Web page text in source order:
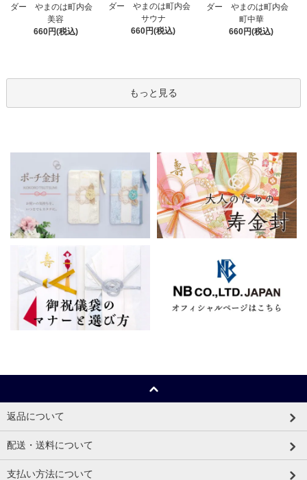
ダー やまのは町内会
美容
660円(税込)
ダー やまのは町内会
サウナ
660円(税込)
ダー やまのは町内会
町中華
660円(税込)
もっと見る
返品について
配送・送料について
支払い方法について